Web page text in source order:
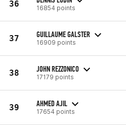
36 16854 points
37 GUILLAUME GALSTER
16909 points
38 JOHN REZZONICO
17179 points
39 AHMED AJIL
17654 points